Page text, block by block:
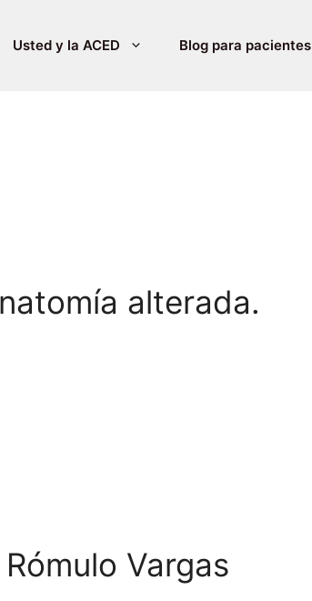
Usted y la ACED Blog para pacientes
alterada.
Vargas